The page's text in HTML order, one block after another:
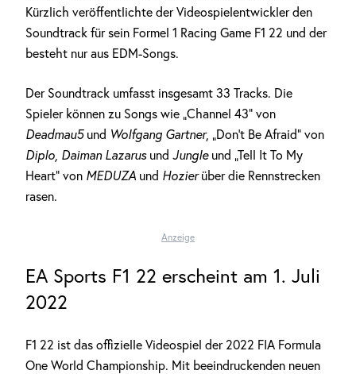
Kürzlich veröffentlichte der Videospielentwickler den
Soundtrack für sein Formel 1 Racing Game F1 22 und der
besteht nur aus EDM-Songs.
Der Soundtrack umfasst insgesamt 33 Tracks. Die
Spieler können zu Songs wie „Channel 43“ von
Deadmau5und Wolfgang Gartner, „Don’t Be Afraid“ von
Diplo, Daiman Lazarusund Jungleund „Tell It To My
Heart“ von MEDUZA und Hozierüber die Rennstrecken
rasen.
Anzeige
EA Sports F1 22 erscheint am 1. Juli
2022
F1 22 ist das offizielle Videospiel der 2022 FIA Formula
One World Championship. Mit beeindruckenden neuen